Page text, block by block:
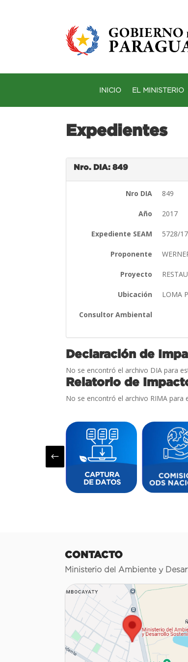
INICIO EL MINISTERIO
Expedientes
Nro. DIA: 849
Nro DIA 849
Año 2017
Expediente SEAM 5728/17
Proponente
Proyecto
Ubicación LOMA
Consultor Ambiental
Declaración de
No se encontró el archivo DIA para
Relatorio de
No se encontró el archivo RIMA para
#
CONTACTO
Ministerio del Ambiente y